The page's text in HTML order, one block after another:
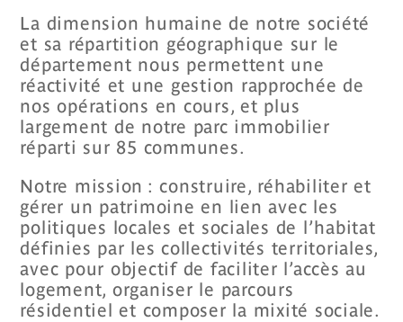
La dimension humaine de notre société
et sa répartition géographique sur le
département nous permettent une
réactivité et une gestion rapprochée de
nos opérations en cours, et plus
largement de notre parc immobilier
réparti sur 85 communes.
Notre mission : construire, réhabiliter et
gérer un patrimoine en lien avec les
politiques locales et sociales de l’habitat
définies par les collectivités territoriales,
avec pour objectif de faciliter l’accès au
logement, organiser le parcours
résidentiel et composer la mixité sociale.